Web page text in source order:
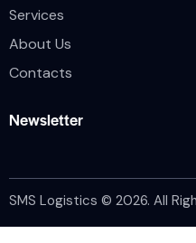
Services
About Us
Contacts
Newsletter
SMS Logistics © 2026. All